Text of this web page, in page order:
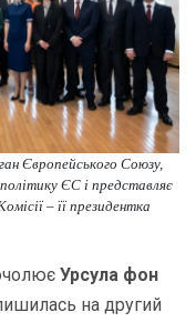
Європейського Союзу,
ЄС і представляє
– її президентка
Урсула фон
на другий